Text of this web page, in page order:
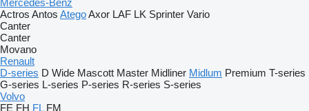
Mercedes-Benz
Actros Antos AtegoAxor LAF LK Sprinter Vario
Canter
Canter
Movano
Renault
D-series D Wide Mascott Master Midliner Midlum Premium T-series
G-series L-series P-series R-series S-series
Volvo
FE FH FL FM